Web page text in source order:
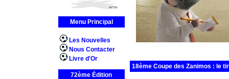
Menu Principal
Les Nouvelles
Nous Contacter
Livre d'Or
72ème Édition
18ème Coupe des Zanimos : le